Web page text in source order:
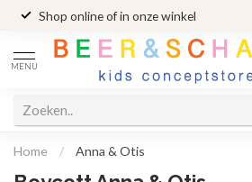
Shop online of in onze winkel
MENU
Home / Anna & Otis